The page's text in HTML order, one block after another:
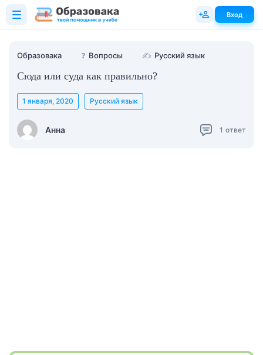
Образовака ❓ Вопросы ✍ Русский язык
Сюда или суда как правильно?
Анна
1 января, 2020 Русский язык
1 ответ
Вход